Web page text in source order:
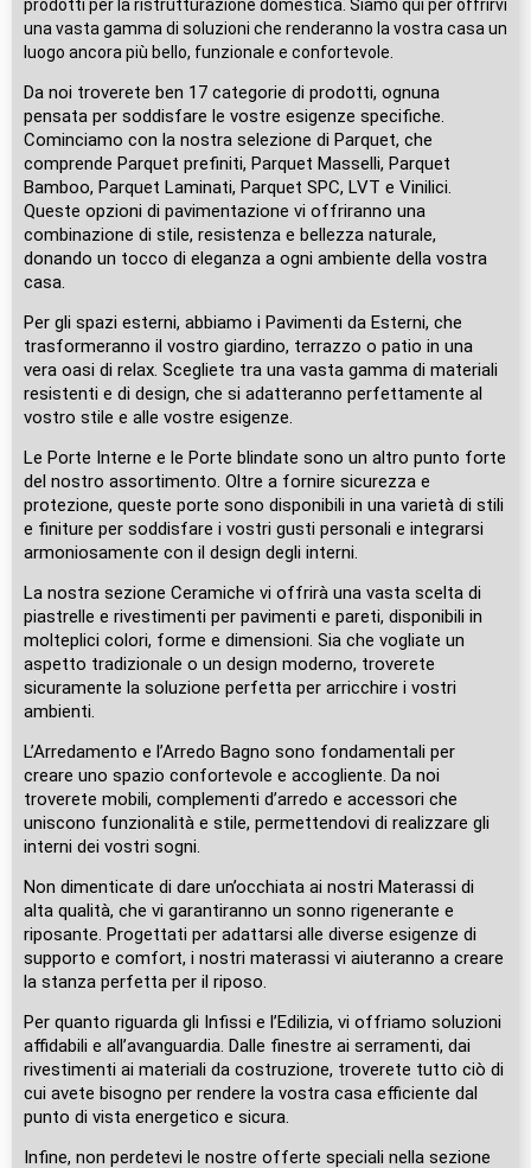
prodotti per la ristrutturazione domestica. Siamo qui per offrirvi
una vasta gamma di soluzioni che renderanno la vostra casa un
luogo ancora più bello, funzionale e confortevole.
Da noi troverete ben 17 categorie di prodotti, ognuna
pensata per soddisfare le vostre esigenze specifiche.
Cominciamo con la nostra selezione di Parquet, che
comprende Parquet prefiniti, Parquet Masselli, Parquet
Bamboo, Parquet Laminati, Parquet SPC, LVT e Vinilici.
Queste opzioni di pavimentazione vi offriranno una
combinazione di stile, resistenza e bellezza naturale,
donando un tocco di eleganza a ogni ambiente della vostra
casa.
Per gli spazi esterni, abbiamo i Pavimenti da Esterni, che
trasformeranno il vostro giardino, terrazzo o patio in una
vera oasi di relax. Scegliete tra una vasta gamma di materiali
resistenti e di design, che si adatteranno perfettamente al
vostro stile e alle vostre esigenze.
Le Porte Interne e le Porte blindate sono un altro punto forte
del nostro assortimento. Oltre a fornire sicurezza e
protezione, queste porte sono disponibili in una varietà di stili
e finiture per soddisfare i vostri gusti personali e integrarsi
armoniosamente con il design degli interni.
La nostra sezione Ceramiche vi offrirà una vasta scelta di
piastrelle e rivestimenti per pavimenti e pareti, disponibili in
molteplici colori, forme e dimensioni. Sia che vogliate un
aspetto tradizionale o un design moderno, troverete
sicuramente la soluzione perfetta per arricchire i vostri
ambienti.
L’Arredamento e l’Arredo Bagno sono fondamentali per
creare uno spazio confortevole e accogliente. Da noi
troverete mobili, complementi d’arredo e accessori che
uniscono funzionalità e stile, permettendovi di realizzare gli
interni dei vostri sogni.
Non dimenticate di dare un’occhiata ai nostri Materassi di
alta qualità, che vi garantiranno un sonno rigenerante e
riposante. Progettati per adattarsi alle diverse esigenze di
supporto e comfort, i nostri materassi vi aiuteranno a creare
la stanza perfetta per il riposo.
Per quanto riguarda gli Infissi e l’Edilizia, vi offriamo soluzioni
affidabili e all’avanguardia. Dalle finestre ai serramenti, dai
rivestimenti ai materiali da costruzione, troverete tutto ciò di
cui avete bisogno per rendere la vostra casa efficiente dal
punto di vista energetico e sicura.
Infine, non perdetevi le nostre offerte speciali nella sezione